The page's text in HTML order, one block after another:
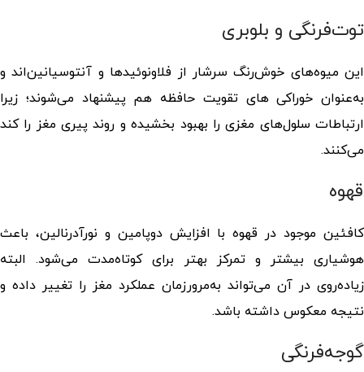
توت‌فرنگی و بلوبری
این میوه‌های خوش‌رنگ سرشار از فلاونوئیدها و آنتوسیانین‌اند و
به‌عنوان خوراکی های تقویت حافظه هم پیشنهاد می‌شوند؛ زیرا
ارتباطات سلول‌های مغزی را بهبود بخشیده و روند پیری مغز را کند
می‌کنند.
قهوه
کافئین موجود در قهوه با افزایش دوپامین و نورآدرنالین، باعث
هوشیاری بیشتر و تمرکز بهتر برای کوتاه‌مدت می‌شود. البته
زیاده‌روی در آن می‌تواند به‌مرورزمان عملکرد مغز را تغییر داده و
نتیجه معکوس داشته باشد.
گوجه‌فرنگی